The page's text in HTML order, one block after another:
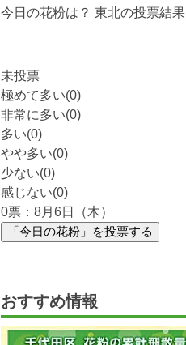
今日の花粉は？ 東北の投票結果
未投票
極めて多い(0)
非常に多い(0)
多い(0)
やや多い(0)
少ない(0)
感じない(0)
0票：8月6日（木）
「今日の花粉」を投票する
おすすめ情報